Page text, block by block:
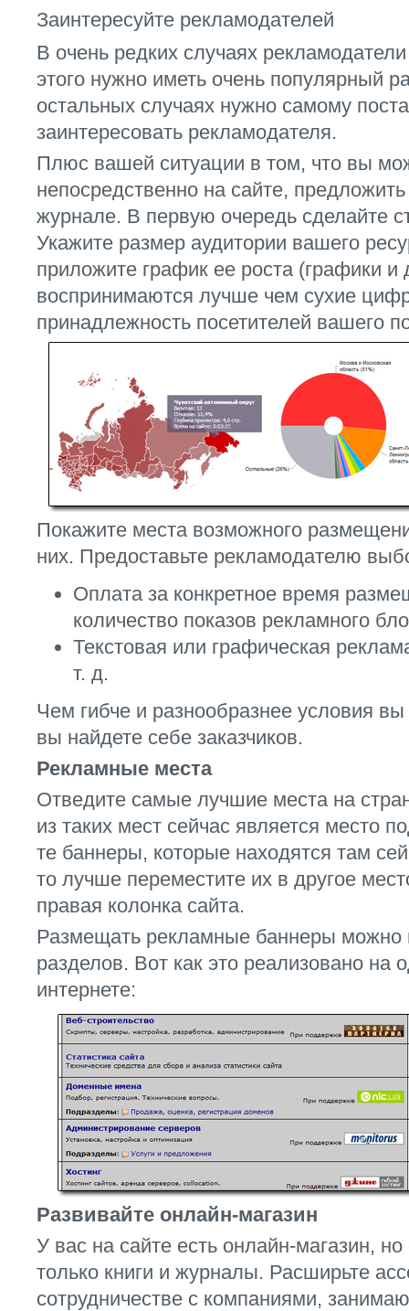
Заинтересуйте рекламодателей
В очень редких случаях
этого нужно иметь очень популярный
остальных случаях нужно самому
заинтересовать рекламодателя.
Плюс вашей ситуации в том, что вы
непосредственно на сайте,
журнале. В первую очередь сделайте
Укажите размер аудитории вашего
приложите график ее роста (графики и
воспринимаются лучше чем сухие
принадлежность посетителей вашего
Покажите места возможного
них. Предоставьте рекламодателю
Оплата за конкретное время
количество показов рекламного
Текстовая или графическая
т. д.
Чем гибче и разнообразнее условия
вы найдете себе заказчиков.
Рекламные места
Отведите самые лучшие места на
из таких мест сейчас является место
те баннеры, которые находятся там
то лучше переместите их в другое
правая колонка сайта.
Размещать рекламные баннеры
разделов. Вот как это реализовано
интернете:
Развивайте онлайн-магазин
У вас на сайте есть онлайн-магазин,
только книги и журналы. Расширьте
сотрудничестве с компаниями,